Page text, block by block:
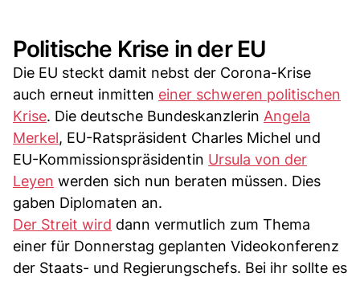
Politische Krise in der EU
Die EU steckt damit nebst der Corona-Krise
auch erneut inmitten einer schweren politischen
Krise. Die deutsche Bundeskanzlerin Angela
Merkel, EU-Ratspräsident Charles Michel und
EU-Kommissionspräsidentin Ursula von der
Leyen werden sich nun beraten müssen. Dies
gaben Diplomaten an.
Der Streit wird dann vermutlich zum Thema
einer für Donnerstag geplanten Videokonferenz
der Staats- und Regierungschefs. Bei ihr sollte es